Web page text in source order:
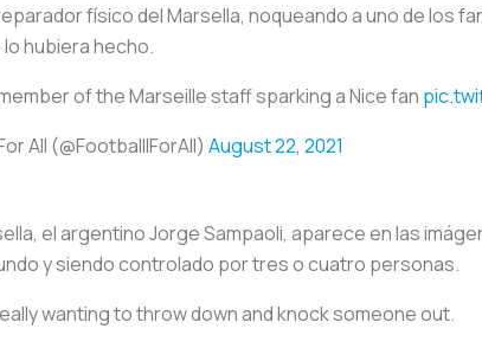
físico del Marsella, noqueando a uno de los
hubiera hecho.
member of the Marseille staff sparking a Nice fan
All (@FootballlForAll) August 22, 2021
el argentino Jorge Sampaoli, aparece en las
y siendo controlado por tres o cuatro personas.
wanting to throw down and knock someone out.